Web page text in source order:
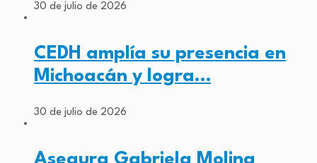
30 de julio de 2026
CEDH amplía su presencia en
Michoacán y logra…
30 de julio de 2026
Asegura Gabriela Molina